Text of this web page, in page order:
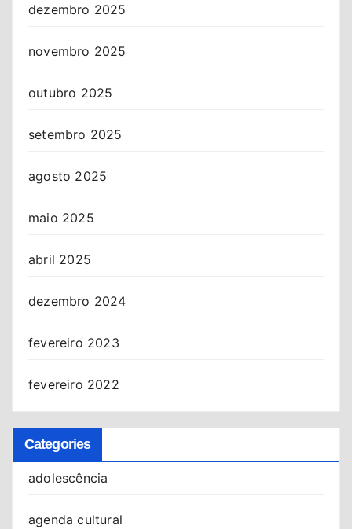
dezembro 2025
novembro 2025
outubro 2025
setembro 2025
agosto 2025
maio 2025
abril 2025
dezembro 2024
fevereiro 2023
fevereiro 2022
Categories
adolescência
agenda cultural